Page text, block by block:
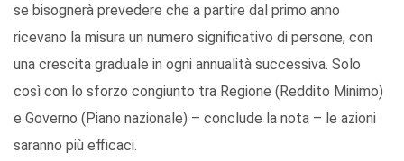
se bisognerà prevedere che a partire dal primo anno
ricevano la misura un numero significativo di persone, con
una crescita graduale in ogni annualità successiva. Solo
così con lo sforzo congiunto tra Regione (Reddito Minimo)
e Governo (Piano nazionale) – conclude la nota – le azioni
saranno più efficaci.